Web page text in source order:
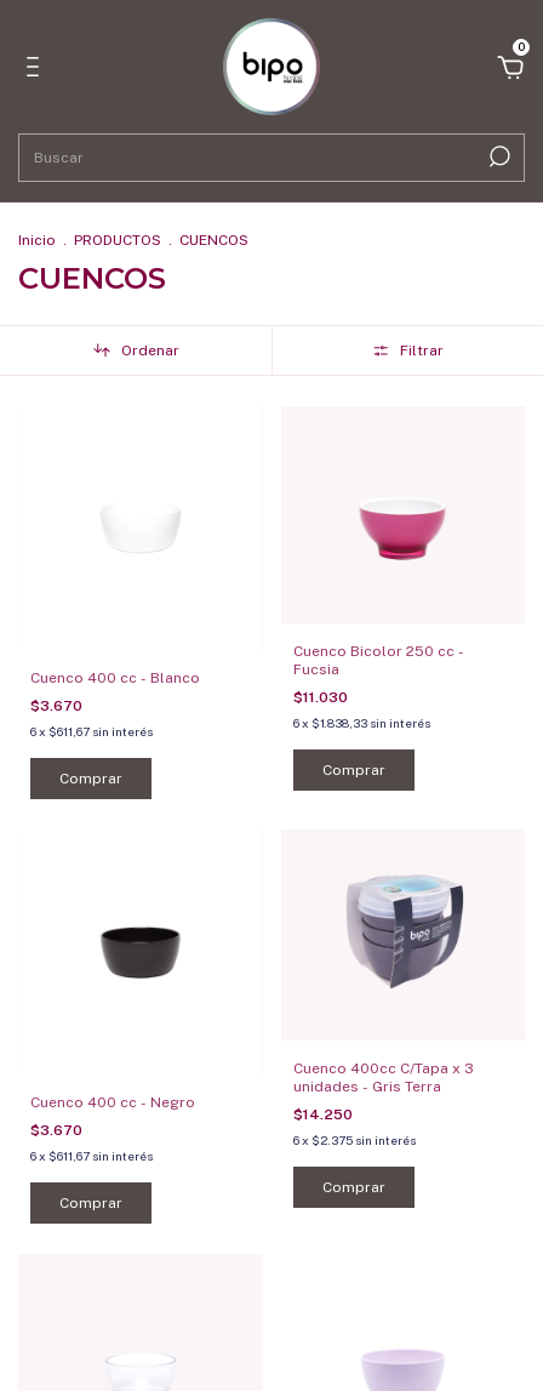
0
Inicio . PRODUCTOS . CUENCOS
CUENCOS
Ordenar Filtrar
Cuenco 400 cc - Blanco
$3.670
6x $611,67 sin interés
Comprar
Cuenco Bicolor 250 cc -
Fucsia
$11.030
6 x $1.838,33 sin interés
Comprar
Cuenco 400 cc - Negro
$3.670
6x $611,67 sin interés
Comprar
Cuenco 400cc C/Tapa x 3
unidades - Gris Terra
$14.250
6 x $2.375 sin interés
Comprar